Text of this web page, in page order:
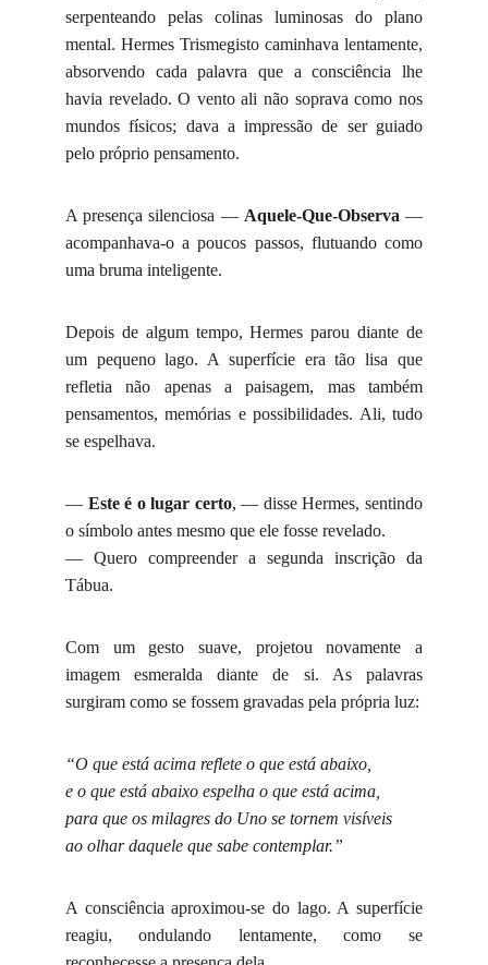
serpenteando pelas colinas luminosas do plano
mental. Hermes Trismegisto caminhava lentamente,
absorvendo cada palavra que a consciência lhe
havia revelado. O vento ali não soprava como nos
mundos físicos; dava a impressão de ser guiado
pelo próprio pensamento.
A presença silenciosa — Aquele-Que-Observa —
acompanhava-o a poucos passos, flutuando como
uma bruma inteligente.
Depois de algum tempo, Hermes parou diante de
um pequeno lago. A superfície era tão lisa que
refletia não apenas a paisagem, mas também
pensamentos, memórias e possibilidades. Ali, tudo
se espelhava.
— Este é o lugar certo, — disse Hermes, sentindo
o símbolo antes mesmo que ele fosse revelado.
— Quero compreender a segunda inscrição da
Tábua.
Com um gesto suave, projetou novamente a
imagem esmeralda diante de si. As palavras
surgiram como se fossem gravadas pela própria luz:
“O que está acima reflete o que está abaixo,
e o que está abaixo espelha o que está acima,
para que os milagres do Uno se tornem visíveis
ao olhar daquele que sabe contemplar.”
A consciência aproximou-se do lago. A superfície
reagiu, ondulando lentamente, como se